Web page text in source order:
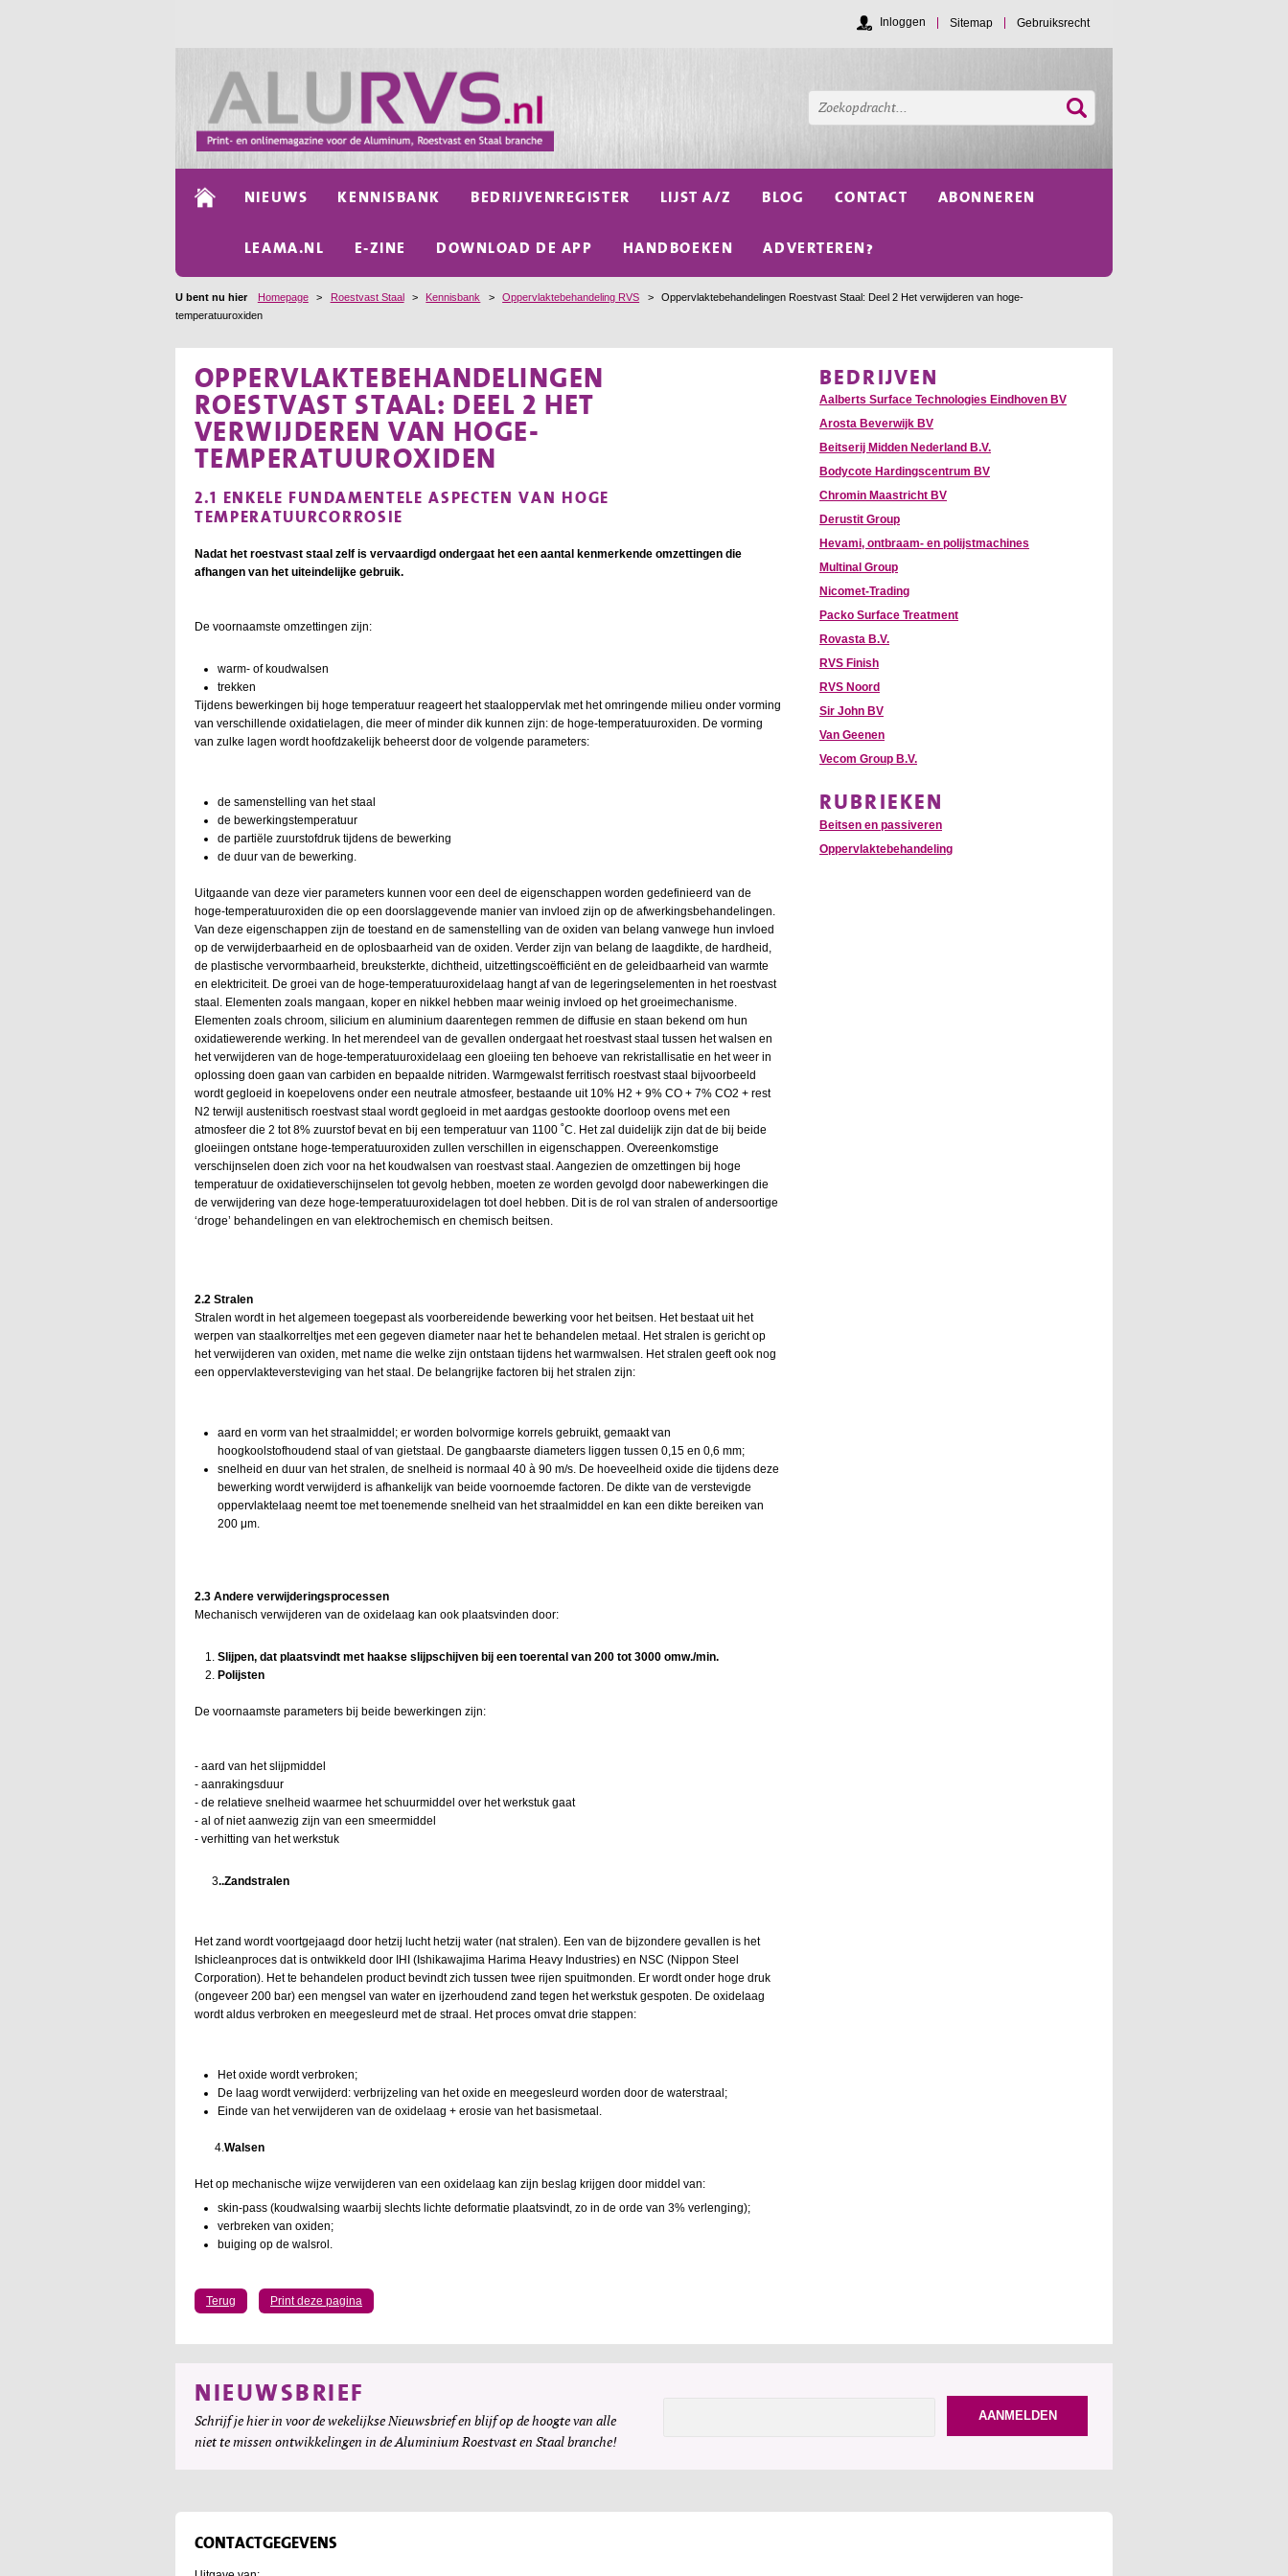
Sitemap Gebruiksrecht
Inloggen
NIEUWS KENNISBANK BEDRIJVENREGISTER LIJST A/Z BLOG CONTACT ABONNEREN
LEAMA.NL E-ZINE DOWNLOAD DE APP HANDBOEKEN ADVERTEREN?
U bent nu hier Homepage > Roestvast Staal > Kennisbank > Oppervlaktebehandeling RVS >
Oppervlaktebehandelingen Roestvast Staal: Deel 2 Het verwijderen van hoge-
temperatuuroxiden
OPPERVLAKTEBEHANDELINGEN
ROESTVAST STAAL: DEEL 2 HET
VERWIJDEREN VAN HOGE-
TEMPERATUUROXIDEN
2.1 ENKELE FUNDAMENTELE ASPECTEN VAN HOGE
TEMPERATUURCORROSIE
Nadat het roestvast staal zelf is vervaardigd ondergaat het een aantal kenmerkende omzettingen die
afhangen van het uiteindelijke gebruik.
De voornaamste omzettingen zijn:
warm- of koudwalsen
trekken
Tijdens bewerkingen bij hoge temperatuur reageert het staaloppervlak met het omringende milieu onder vorming
van verschillende oxidatielagen, die meer of minder dik kunnen zijn: de hoge-temperatuuroxiden. De vorming
van zulke lagen wordt hoofdzakelijk beheerst door de volgende parameters:
de samenstelling van het staal
de bewerkingstemperatuur
de partiële zuurstofdruk tijdens de bewerking
de duur van de bewerking.
Uitgaande van deze vier parameters kunnen voor een deel de eigenschappen worden gedefinieerd van de
hoge-temperatuuroxiden die op een doorslaggevende manier van invloed zijn op de afwerkingsbehandelingen.
Van deze eigenschappen zijn de toestand en de samenstelling van de oxiden van belang vanwege hun invloed
op de verwijderbaarheid en de oplosbaarheid van de oxiden. Verder zijn van belang de laagdikte, de hardheid,
de plastische vervormbaarheid, breuksterkte, dichtheid, uitzettingscoëfficiënt en de geleidbaarheid van warmte
en elektriciteit. De groei van de hoge-temperatuuroxidelaag hangt af van de legeringselementen in het roestvast
staal. Elementen zoals mangaan, koper en nikkel hebben maar weinig invloed op het groeimechanisme.
Elementen zoals chroom, silicium en aluminium daarentegen remmen de diffusie en staan bekend om hun
oxidatiewerende werking. In het merendeel van de gevallen ondergaat het roestvast staal tussen het walsen en
het verwijderen van de hoge-temperatuuroxidelaag een gloeiing ten behoeve van rekristallisatie en het weer in
oplossing doen gaan van carbiden en bepaalde nitriden. Warmgewalst ferritisch roestvast staal bijvoorbeeld
wordt gegloeid in koepelovens onder een neutrale atmosfeer, bestaande uit 10% H2 + 9% CO + 7% CO2 + rest
N2 terwijl austenitisch roestvast staal wordt gegloeid in met aardgas gestookte doorloop ovens met een
atmosfeer die 2 tot 8% zuurstof bevat en bij een temperatuur van 1100 ˚C. Het zal duidelijk zijn dat de bij beide
gloeiingen ontstane hoge-temperatuuroxiden zullen verschillen in eigenschappen. Overeenkomstige
verschijnselen doen zich voor na het koudwalsen van roestvast staal. Aangezien de omzettingen bij hoge
temperatuur de oxidatieverschijnselen tot gevolg hebben, moeten ze worden gevolgd door nabewerkingen die
de verwijdering van deze hoge-temperatuuroxidelagen tot doel hebben. Dit is de rol van stralen of andersoortige
‘droge’ behandelingen en van elektrochemisch en chemisch beitsen.
2.2 Stralen
Stralen wordt in het algemeen toegepast als voorbereidende bewerking voor het beitsen. Het bestaat uit het
werpen van staalkorreltjes met een gegeven diameter naar het te behandelen metaal. Het stralen is gericht op
het verwijderen van oxiden, met name die welke zijn ontstaan tijdens het warmwalsen. Het stralen geeft ook nog
een oppervlakteversteviging van het staal. De belangrijke factoren bij het stralen zijn:
aard en vorm van het straalmiddel; er worden bolvormige korrels gebruikt, gemaakt van
hoogkoolstofhoudend staal of van gietstaal. De gangbaarste diameters liggen tussen 0,15 en 0,6 mm;
snelheid en duur van het stralen, de snelheid is normaal 40 à 90 m/s. De hoeveelheid oxide die tijdens deze
bewerking wordt verwijderd is afhankelijk van beide voornoemde factoren. De dikte van de verstevigde
oppervlaktelaag neemt toe met toenemende snelheid van het straalmiddel en kan een dikte bereiken van
200 μm.
2.3 Andere verwijderingsprocessen
Mechanisch verwijderen van de oxidelaag kan ook plaatsvinden door:
Slijpen, dat plaatsvindt met haakse slijpschijven bij een toerental van 200 tot 3000 omw./min.
Polijsten
De voornaamste parameters bij beide bewerkingen zijn:
- aard van het slijpmiddel
- aanrakingsduur
- de relatieve snelheid waarmee het schuurmiddel over het werkstuk gaat
- al of niet aanwezig zijn van een smeermiddel
- verhitting van het werkstuk
3..Zandstralen
Het zand wordt voortgejaagd door hetzij lucht hetzij water (nat stralen). Een van de bijzondere gevallen is het
Ishicleanproces dat is ontwikkeld door IHI (Ishikawajima Harima Heavy Industries) en NSC (Nippon Steel
Corporation). Het te behandelen product bevindt zich tussen twee rijen spuitmonden. Er wordt onder hoge druk
(ongeveer 200 bar) een mengsel van water en ijzerhoudend zand tegen het werkstuk gespoten. De oxidelaag
wordt aldus verbroken en meegesleurd met de straal. Het proces omvat drie stappen:
Het oxide wordt verbroken;
De laag wordt verwijderd: verbrijzeling van het oxide en meegesleurd worden door de waterstraal;
Einde van het verwijderen van de oxidelaag + erosie van het basismetaal.
4.Walsen
Het op mechanische wijze verwijderen van een oxidelaag kan zijn beslag krijgen door middel van:
skin-pass (koudwalsing waarbij slechts lichte deformatie plaatsvindt, zo in de orde van 3% verlenging);
verbreken van oxiden;
buiging op de walsrol.
Terug Print deze pagina
BEDRIJVEN
Aalberts Surface Technologies Eindhoven BV
Arosta Beverwijk BV
Beitserij Midden Nederland B.V.
Bodycote Hardingscentrum BV
Chromin Maastricht BV
Derustit Group
Hevami, ontbraam- en polijstmachines
Multinal Group
Nicomet-Trading
Packo Surface Treatment
Rovasta B.V.
RVS Finish
RVS Noord
Sir John BV
Van Geenen
Vecom Group B.V.
RUBRIEKEN
Beitsen en passiveren
Oppervlaktebehandeling
NIEUWSBRIEF
Schrijf je hier in voor de wekelijkse Nieuwsbrief en blijf op de hoogte van alle
niet te missen ontwikkelingen in de Aluminium Roestvast en Staal branche!
CONTACTGEGEVENS